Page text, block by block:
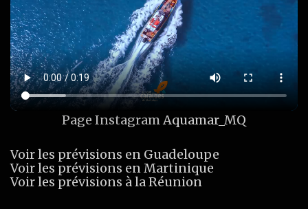
Page InstagramAquamar_MQ
Voir les prévisions en Guadeloupe
Voir les prévisions en Martinique
Voir les prévisions à la Réunion